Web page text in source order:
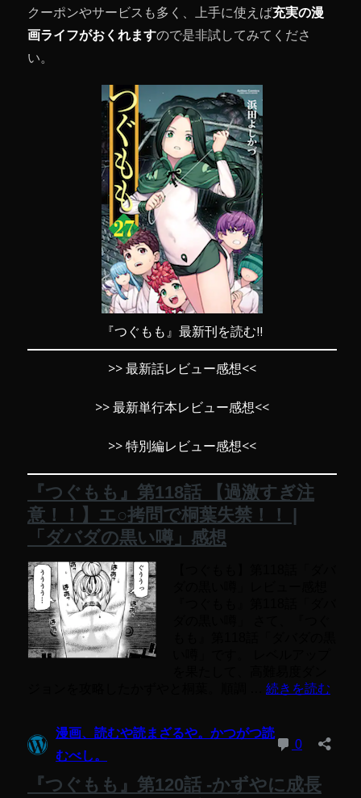
クーポンやサービスも多く、上手に使えば充実の漫
画ライフがおくれますので是非試してみてくださ
い。
『つぐもも』最新刊を読む!!
>> 最新話レビュー感想<<
>> 最新単行本レビュー感想<<
>> 特別編レビュー感想<<